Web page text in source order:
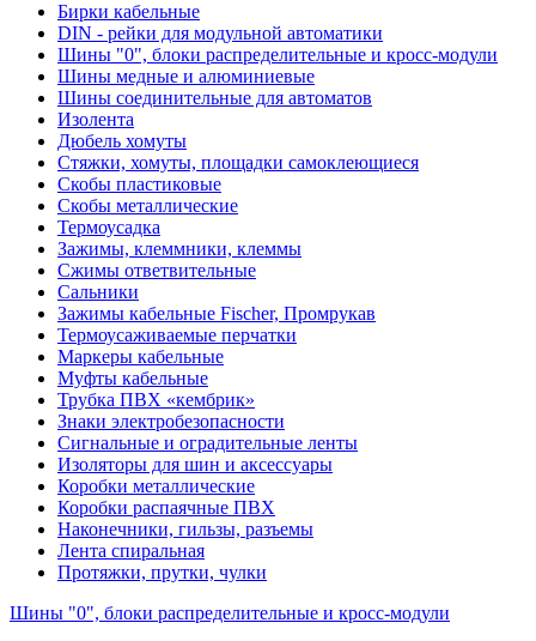
Бирки кабельные
DIN - рейки для модульной автоматики
Шины "0", блоки распределительные и кросс-модули
Шины медные и алюминиевые
Шины соединительные для автоматов
Изолента
Дюбель хомуты
Стяжки, хомуты, площадки самоклеющиеся
Скобы пластиковые
Скобы металлические
Термоусадка
Зажимы, клеммники, клеммы
Сжимы ответвительные
Сальники
Зажимы кабельные Fischer, Промрукав
Термоусаживаемые перчатки
Маркеры кабельные
Муфты кабельные
Трубка ПВХ «кембрик»
Знаки электробезопасности
Сигнальные и оградительные ленты
Изоляторы для шин и аксессуары
Коробки металлические
Коробки распаячные ПВХ
Наконечники, гильзы, разъемы
Лента спиральная
Протяжки, прутки, чулки
Шины "0", блоки распределительные и кросс-модули